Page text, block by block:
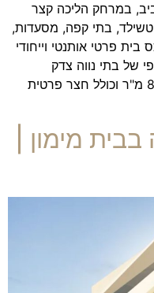
במרחק הליכה קצר
בתי קפה, מסעדות,
פרטי אותנטי וייחודי
של בתי נווה צדק
הקלאסיים. הבית בנוי בשטח של כ־80 מ"ר וכולל חצר פרטית
מימון |